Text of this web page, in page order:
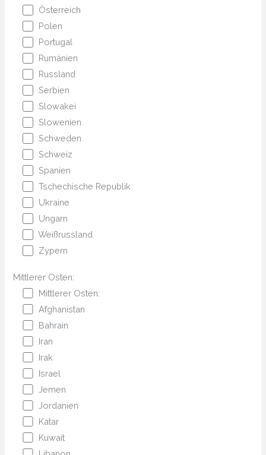
Österreich
Polen
Portugal
Rumänien
Russland
Serbien
Slowakei
Slowenien
Schweden
Schweiz
Spanien
Tschechische Republik
Ukraine
Ungarn
Weißrussland
Zypern
Mittlerer Osten:
Mittlerer Osten:
Afghanistan
Bahrain
Iran
Irak
Israel
Jemen
Jordanien
Katar
Kuwait